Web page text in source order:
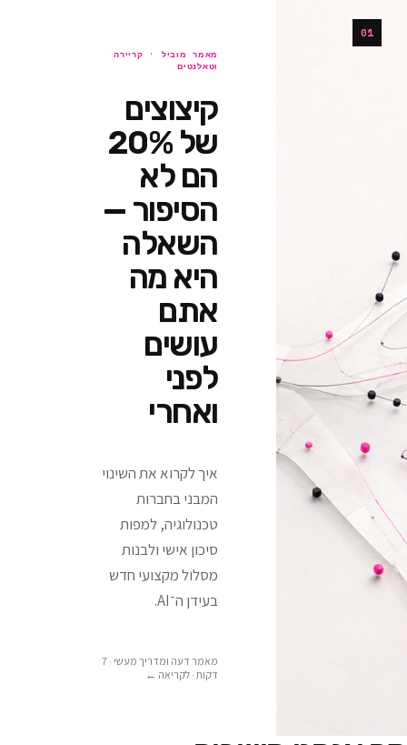
קריירה
קיצוצים
של 20%
הם לא
הסיפור —
השאלה
היא מה
לפני
איך לקרוא את השינוי
המבני בחברות
טכנולוגיה, למפות
סיכון אישי ולבנות
מסלול מקצועי חדש
מאמר דעה ומדריך מעשי · 7